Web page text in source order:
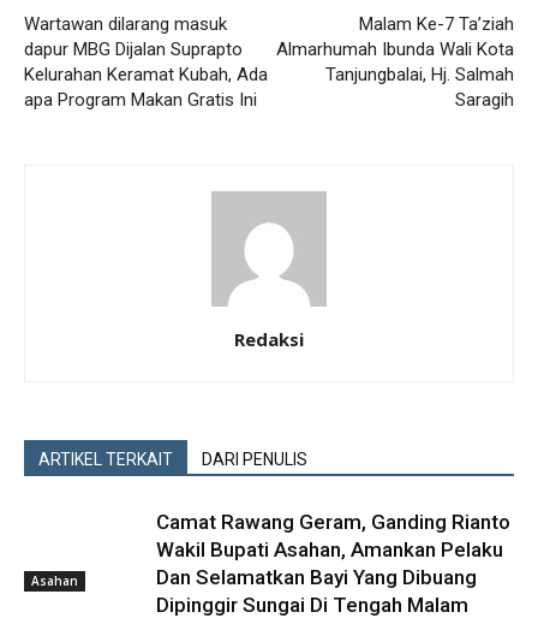
Wartawan dilarang masuk
dapur MBG Dijalan Suprapto
Kelurahan Keramat Kubah, Ada
apa Program Makan Gratis Ini
Malam Ke-7 Ta’ziah
Almarhumah Ibunda Wali Kota
Tanjungbalai, Hj. Salmah
Saragih
Redaksi
ARTIKEL TERKAIT DARI PENULIS
Asahan
Camat Rawang Geram, Ganding Rianto
Wakil Bupati Asahan, Amankan Pelaku
Dan Selamatkan Bayi Yang Dibuang
Dipinggir Sungai Di Tengah Malam